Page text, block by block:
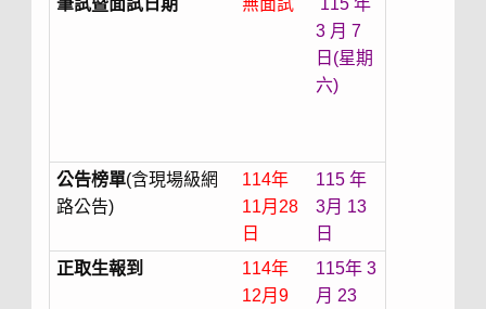
筆試暨面試日期 無面試
115 年
3 月 7
日(星期
六)
公告榜單(含現場級網
路公告)
114年
11月28
日
115 年
3月 13
日
正取生報到
114年
12月9
115年 3
月 23